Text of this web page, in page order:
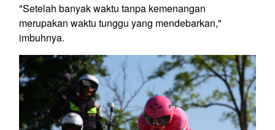
"Setelah banyak waktu tanpa kemenangan
merupakan waktu tunggu yang mendebarkan,"
imbuhnya.